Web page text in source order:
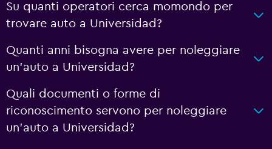
Su quanti operatori cerca momondo per
trovare auto a Universidad?
Quanti anni bisogna avere per noleggiare
un'auto a Universidad?
Quali documenti o forme di
riconoscimento servono per noleggiare
un'auto a Universidad?